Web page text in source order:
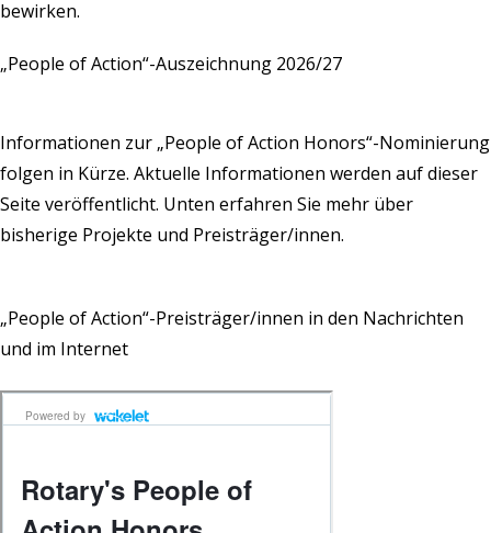
bewirken.
„People of Action“-Auszeichnung 2026/27
Informationen zur „People of Action Honors“-Nominierung
folgen in Kürze. Aktuelle Informationen werden auf dieser
Seite veröffentlicht. Unten erfahren Sie mehr über
bisherige Projekte und Preisträger/innen.
„People of Action“-Preisträger/innen in den Nachrichten
und im Internet